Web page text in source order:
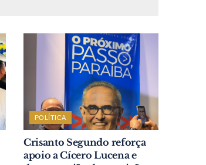
POLÍTICA
Crisanto Segundo reforça
apoio a Cícero Lucena e